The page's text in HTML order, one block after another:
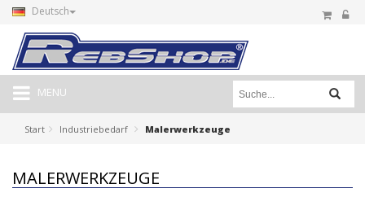
Deutsch
MENU
Start Industriebedarf Malerwerkzeuge
MALERWERKZEUGE